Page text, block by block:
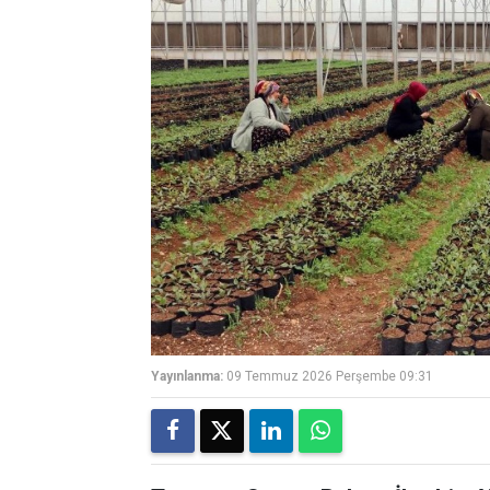
Yayınlanma: 09 Temmuz 2026 Perşembe 09:31